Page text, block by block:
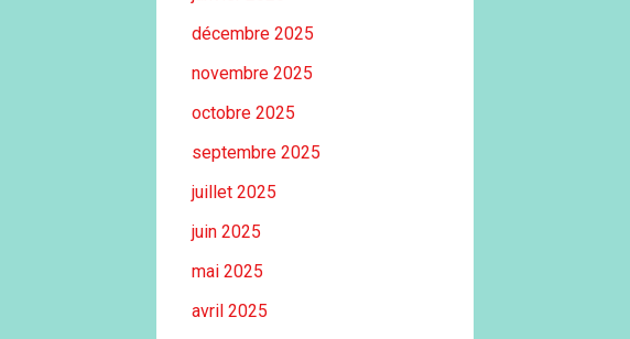
décembre 2025
novembre 2025
octobre 2025
septembre 2025
juillet 2025
juin 2025
mai 2025
avril 2025